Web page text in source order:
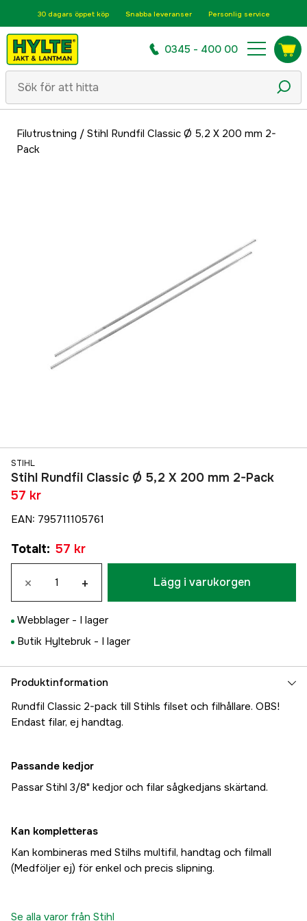
30 dagars öppet köp Snabba leveranser Personlig service
0345 - 400 00
Filutrustning / Stihl Rundfil Classic Ø 5,2 X 200 mm 2-
Pack
STIHL
Stihl Rundfil Classic Ø 5,2 X 200 mm 2-Pack
57 kr
EAN: 795711105761
Totalt: 57 kr
× + Lägg i varukorgen
Webblager - I lager
Butik Hyltebruk - I lager
Produktinformation
Rundfil Classic 2-pack till Stihls filset och filhållare. OBS!
Endast filar, ej handtag.
Passande kedjor
Passar Stihl 3/8" kedjor och filar sågkedjans skärtand.
Kan kompletteras
Kan kombineras med Stilhs multifil, handtag och filmall
(Medföljer ej) för enkel och precis slipning.
Se alla varor från Stihl